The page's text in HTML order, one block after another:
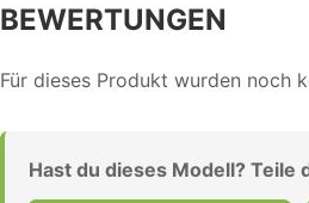
BEWERTUNGEN
Für dieses Produkt wurden noch
Hast du dieses Modell? Teile